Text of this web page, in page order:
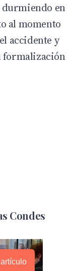
en
al momento
accidente y
formalización
Condes